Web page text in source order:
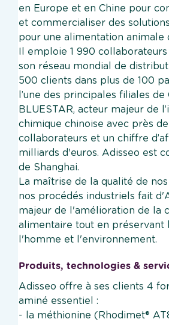
en Europe et en Chine pour
et commercialiser des
pour une alimentation animale
Il emploie 1 990
son réseau mondial de
500 clients dans plus de 100
l’une des principales filiales de
BLUESTAR, acteur majeur de
chimique chinoise avec près
collaborateurs et un chiffre
milliards d'euros. Adisseo est
de Shanghai.
La maîtrise de la qualité de
nos procédés industriels fait
majeur de l'amélioration de la
alimentaire tout en préservant
l'homme et l'environnement.
Produits, technologies &
Adisseo offre à ses clients 4
aminé essentiel :
- la méthionine (Rhodimet®